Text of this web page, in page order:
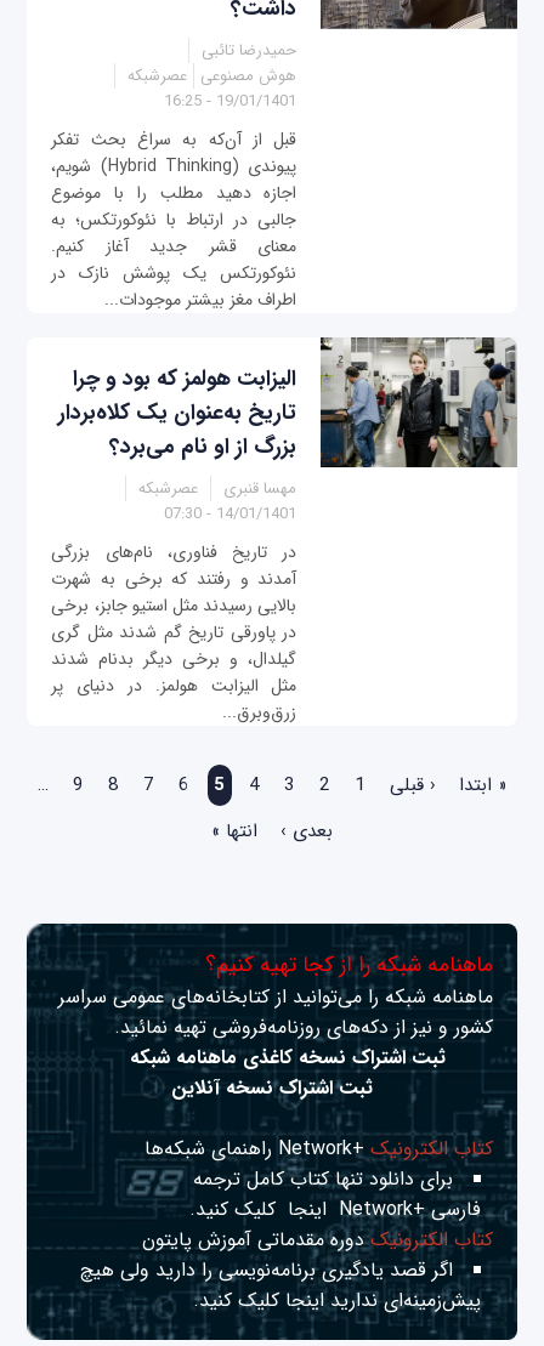
داشت؟
حمیدرضا تائبی
هوش مصنوعی عصرشبکه
19/01/1401 - 16:25
قبل از آن‌که به سراغ بحث تفکر
پیوندی (Hybrid Thinking) شویم،
اجازه دهید مطلب را با موضوع
جالبی در ارتباط با نئوکورتکس؛ به
معنای قشر جدید آغاز کنیم.
نئوکورتکس یک پوشش نازک در
اطراف مغز بیشتر موجودات...
الیزابت هولمز که بود و چرا
تاریخ به‌عنوان یک کلاه‌بردار
بزرگ از او نام می‌برد؟
مهسا قنبری
عصرشبکه
14/01/1401 - 07:30
در تاریخ فناوری، نام‌های بزرگی
آمدند و رفتند که برخی به شهرت
بالایی رسیدند مثل استیو جابز، برخی
در پاورقی تاریخ گم شدند مثل گری
گیلدال، و برخی دیگر بدنام شدند
مثل الیزابت هولمز. در دنیای پر
زرق‌وبرق...
« ابتدا ‹ قبلی 1
2
3
4
5
6
7
8
9
…
بعدی ›
انتها »
ماهنامه شبکه را از کجا تهیه کنیم؟
ماهنامه شبکه را می‌توانید از کتابخانه‌های عمومی سراسر
کشور و نیز از دکه‌های روزنامه‌فروشی تهیه نمائید.
ثبت اشتراک نسخه کاغذی ماهنامه شبکه
ثبت اشتراک نسخه آنلاین
کتاب الکترونیک+Network راهنمای شبکه‌ها
برای دانلود تنها کتاب کامل ترجمه
فارسی +Network
اینجا کلیک کنید.
کتاب الکترونیکدوره مقدماتی آموزش پایتون
اگر قصد یادگیری برنامه‌نویسی را دارید ولی هیچ
پیش‌زمینه‌ای نداریداینجا کلیک کنید.